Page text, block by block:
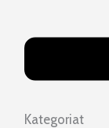
Kategoriat